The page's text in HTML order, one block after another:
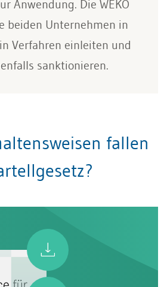
Anwendung. Die WEKO
beiden Unternehmen in
Verfahren einleiten und
sanktionieren.
fallen